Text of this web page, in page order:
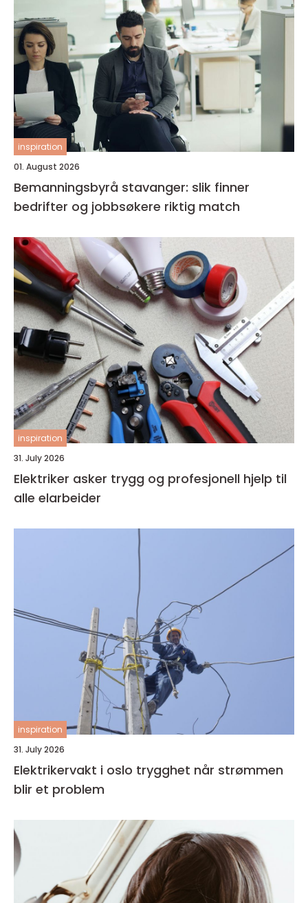
inspiration
01. August 2026
Bemanningsbyrå stavanger: slik finner
bedrifter og jobbsøkere riktig match
inspiration
31. July 2026
Elektriker asker trygg og profesjonell hjelp til
alle elarbeider
inspiration
31. July 2026
Elektrikervakt i oslo trygghet når strømmen
blir et problem